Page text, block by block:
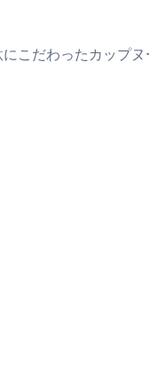
こだわったカップヌ